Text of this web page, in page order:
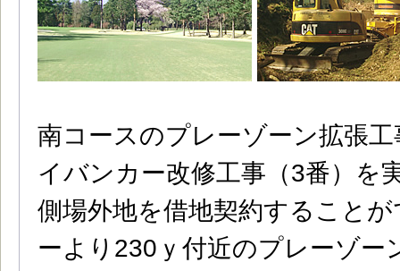
南コースのプレーゾーン拡張
イバンカー改修工事（3番）を
側場外地を借地契約すること
ーより230ｙ付近のプレーゾー